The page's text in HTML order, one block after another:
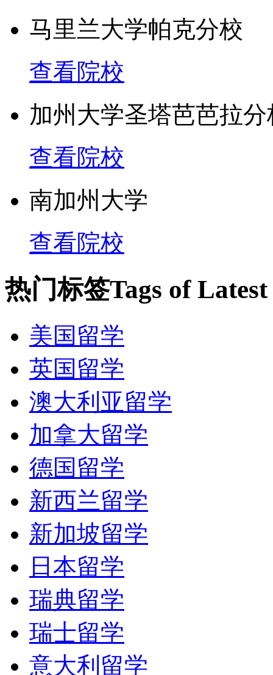
在2012年USnew美国大
在 2010 年美国大学工
在 2010 年美国大学本
在 2010 年美国大学会
在 2010 年美国大学金
在 2010 年美国大学物
中排名第 86
在 2010 年美国大学化
中排名第 51
在 2010 年美国大学有
(Organic) 中排名第 18
在 2010 年美国大学生
Biological Science
在 2010 年美国大学商
在 2010 年美国大学在
MBA) 中排名第 16
在 2010 年美国大学金
马里兰大学帕克分校
查看院校
加州大学圣塔芭芭拉分
查看院校
南加州大学
查看院校
热门标签Tags of Latest
美国留学
英国留学
澳大利亚留学
加拿大留学
德国留学
新西兰留学
新加坡留学
日本留学
瑞典留学
瑞士留学
意大利留学